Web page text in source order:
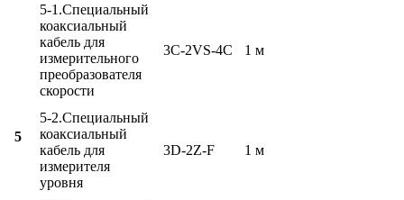
5
5-1.Специальный
коаксиальный
кабель для
измерительного
преобразователя
скорости
3C-2VS-4C 1 м
5-2.Специальный
коаксиальный
кабель для
измерителя
уровня
3D-2Z-F 1 м